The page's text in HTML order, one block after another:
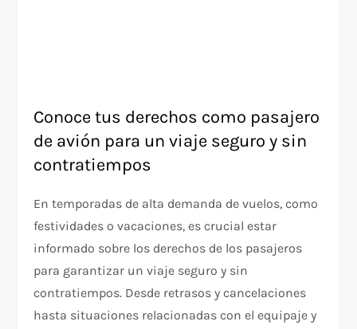
Conoce tus derechos como pasajero
de avión para un viaje seguro y sin
contratiempos
En temporadas de alta demanda de vuelos, como
festividades o vacaciones, es crucial estar
informado sobre los derechos de los pasajeros
para garantizar un viaje seguro y sin
contratiempos. Desde retrasos y cancelaciones
hasta situaciones relacionadas con el equipaje y